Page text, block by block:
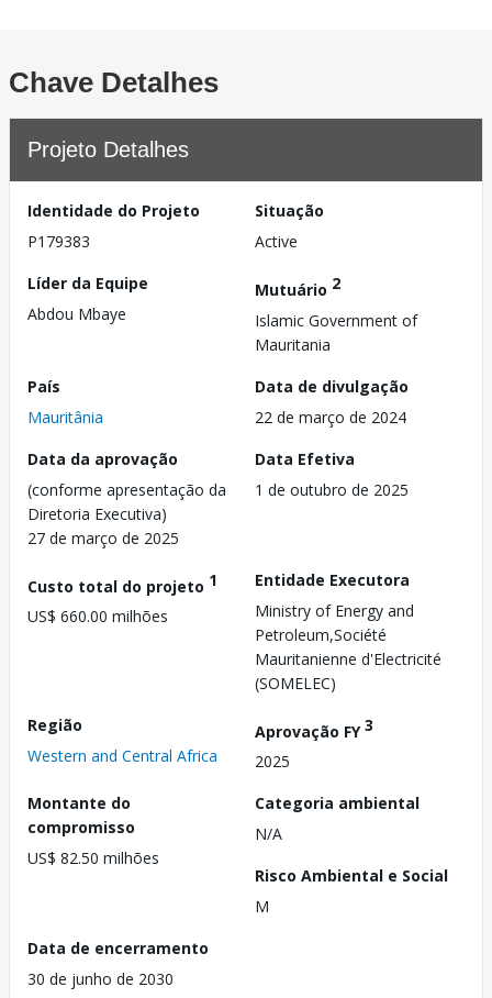
Chave Detalhes
Projeto Detalhes
Identidade do Projeto
P179383
Situação
Active
Líder da Equipe
Abdou Mbaye
Mutuário 2
Islamic Government of
Mauritania
País
Mauritânia
Data de divulgação
22 de março de 2024
Data da aprovação
(conforme apresentação da
Diretoria Executiva)
27 de março de 2025
Data Efetiva
1 de outubro de 2025
Custo total do projeto 1
US$ 660.00 milhões
Entidade Executora
Ministry of Energy and
Petroleum,Société
Mauritanienne d'Electricité
(SOMELEC)
Região
Western and Central Africa
Aprovação FY3
2025
Montante do
compromisso
US$ 82.50 milhões
Categoria ambiental
N/A
Risco Ambiental e Social
M
Data de encerramento
30 de junho de 2030